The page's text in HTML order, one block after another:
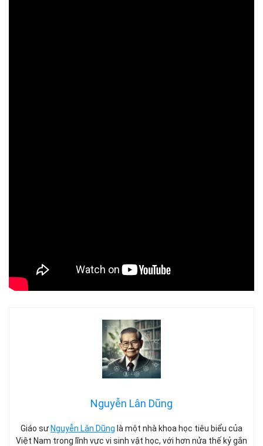
Nguyễn Lân Dũng
Giáo sư Nguyễn Lân Dũng là một nhà khoa học tiêu biểu của
Việt Nam trong lĩnh vực vi sinh vật học, với hơn nửa thế kỷ gắn